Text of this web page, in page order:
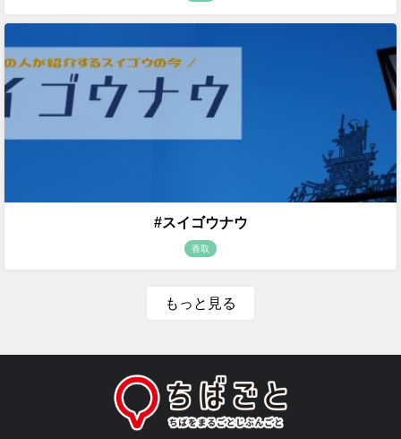
#スイゴウナウ
香取
もっと見る